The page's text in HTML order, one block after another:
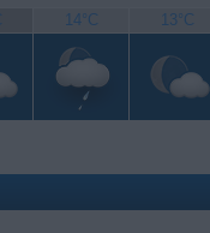
14°C 13°C